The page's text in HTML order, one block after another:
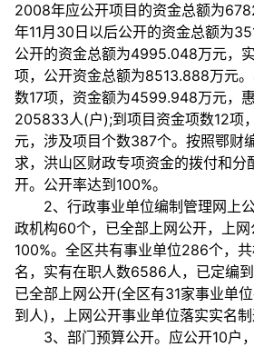
2008年应公开项目的资金总额为
年11月30日以后公开的资金总额为
公开的资金总额为4995.048万元，
项，公开资金总额为8513.888万元
数17项，资金额为4599.948万元，
205833人(户);到项目资金项数12项
元，涉及项目个数387个。按照鄂财
求，洪山区财政专项资金的拨付和分
开。公开率达到100%。
2、行政事业单位编制管理网上公
政机构60个，已全部上网公开，上
100%。全区共有事业单位286个，
名，实有在职人数6586人，已定编
已全部上网公开(全区有31家事业单
到人)，上网公开事业单位落实实名制
3、部门预算公开。应公开10户，